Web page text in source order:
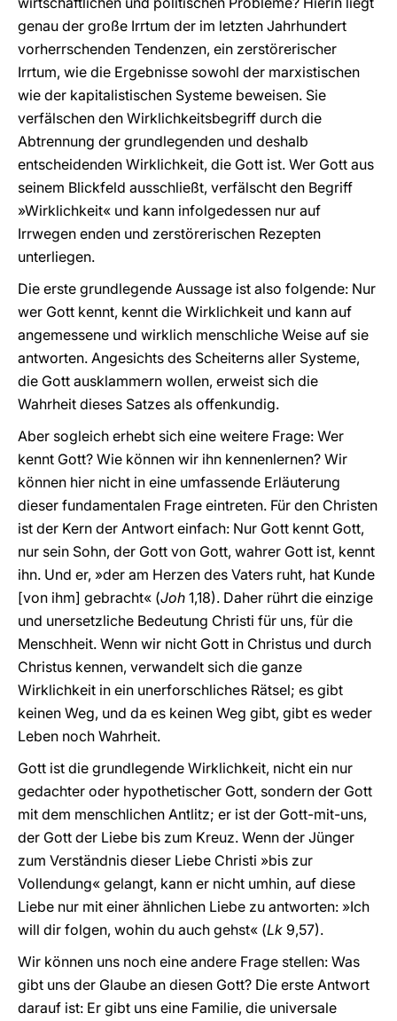
genau der große Irrtum der im letzten Jahrhundert
vorherrschenden Tendenzen, ein zerstörerischer
Irrtum, wie die Ergebnisse sowohl der marxistischen
wie der kapitalistischen Systeme beweisen. Sie
verfälschen den Wirklichkeitsbegriff durch die
Abtrennung der grundlegenden und deshalb
entscheidenden Wirklichkeit, die Gott ist. Wer Gott aus
seinem Blickfeld ausschließt, verfälscht den Begriff
»Wirklichkeit« und kann infolgedessen nur auf
Irrwegen enden und zerstörerischen Rezepten
unterliegen.
Die erste grundlegende Aussage ist also folgende: Nur
wer Gott kennt, kennt die Wirklichkeit und kann auf
angemessene und wirklich menschliche Weise auf sie
antworten. Angesichts des Scheiterns aller Systeme,
die Gott ausklammern wollen, erweist sich die
Wahrheit dieses Satzes als offenkundig.
Aber sogleich erhebt sich eine weitere Frage: Wer
kennt Gott? Wie können wir ihn kennenlernen? Wir
können hier nicht in eine umfassende Erläuterung
dieser fundamentalen Frage eintreten. Für den Christen
ist der Kern der Antwort einfach: Nur Gott kennt Gott,
nur sein Sohn, der Gott von Gott, wahrer Gott ist, kennt
ihn. Und er, »der am Herzen des Vaters ruht, hat Kunde
[von ihm] gebracht« (Joh 1,18). Daher rührt die einzige
und unersetzliche Bedeutung Christi für uns, für die
Menschheit. Wenn wir nicht Gott in Christus und durch
Christus kennen, verwandelt sich die ganze
Wirklichkeit in ein unerforschliches Rätsel; es gibt
keinen Weg, und da es keinen Weg gibt, gibt es weder
Leben noch Wahrheit.
Gott ist die grundlegende Wirklichkeit, nicht ein nur
gedachter oder hypothetischer Gott, sondern der Gott
mit dem menschlichen Antlitz; er ist der Gott-mit-uns,
der Gott der Liebe bis zum Kreuz. Wenn der Jünger
zum Verständnis dieser Liebe Christi »bis zur
Vollendung« gelangt, kann er nicht umhin, auf diese
Liebe nur mit einer ähnlichen Liebe zu antworten: »Ich
will dir folgen, wohin du auch gehst« (Lk 9,57).
Wir können uns noch eine andere Frage stellen: Was
gibt uns der Glaube an diesen Gott? Die erste Antwort
darauf ist: Er gibt uns eine Familie, die universale